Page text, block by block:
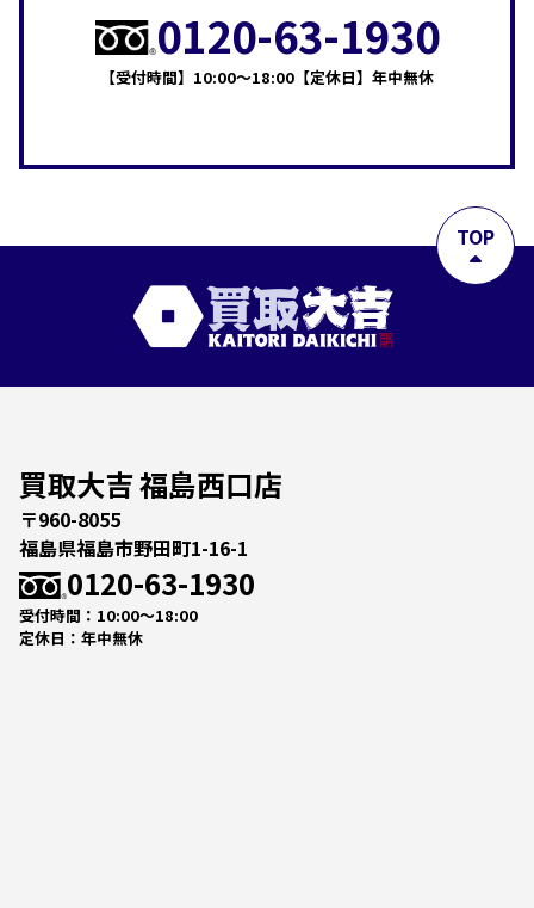
0120-63-1930
【受付時間】10:00～18:00【定休日】年中無休
買取大吉 福島西口店
〒960-8055
福島県福島市野田町1-16-1
0120-63-1930
受付時間：10:00～18:00
定休日：年中無休
TOP